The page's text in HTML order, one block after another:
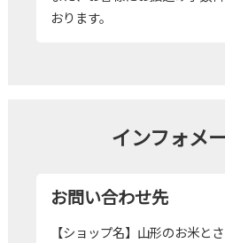
おります。
インフォメ
お問い合わせ先
【ショップ名】山形のお米と